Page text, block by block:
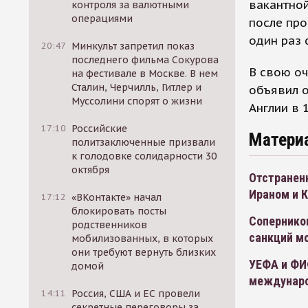
контроля за валютными
операциями
20:47 Минкульт запретил показ
последнего фильма Сокурова
на фестивале в Москве. В нем
Сталин, Черчилль, Гитлер и
Муссолини спорят о жизни
17:10 Российские
политзаключенные призвали
к голодовке солидарности 30
октября
17:12 «ВКонтакте» начал
блокировать посты
родственников
мобилизованных, в которых
они требуют вернуть близких
домой
14:11
Россия, США и ЕС провели
после
один раз
В свою
объявил
Англии в
Ираном и
санкций
УЕФА и